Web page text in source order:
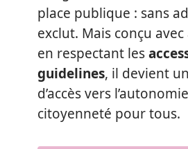
place publique : sans
exclut. Mais conçu
en respectant les
guidelines, il devient
d’accès vers
citoyenneté pour tous.